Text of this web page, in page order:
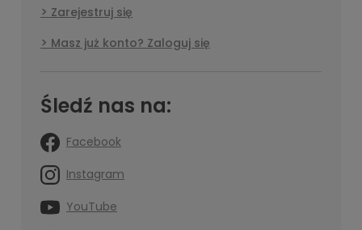
Zarejestruj się
Masz już konto? Zaloguj się
Śledź nas na:
Facebook
Instagram
YouTube